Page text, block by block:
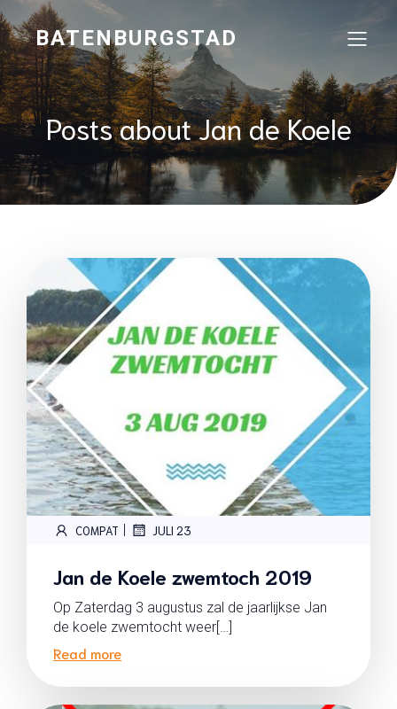
BATENBURGSTAD
Posts about Jan de Koele
COMPAT | JULI 23
Jan de Koele zwemtoch 2019
Op Zaterdag 3 augustus zal de jaarlijkse Jan
de koele zwemtocht weer[…]
Read more